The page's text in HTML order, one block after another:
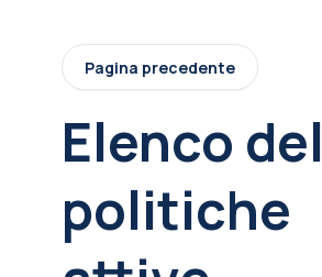
Pagina precedente
Elenco
politiche